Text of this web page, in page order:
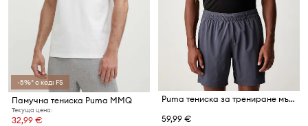
-5%* с код: FS
Памучна тениска Puma MMQ
Текуща цена:
32,99 €
Puma тениска за трениране мъжка HYROX
59,99 €